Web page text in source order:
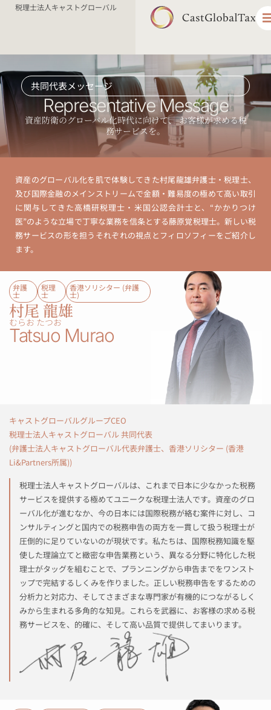
税理士法人キャストグローバル
共同代表メッセージ
Representative Message​
資産防衛のグローバル化時代に向けて、 お客様が求める税
務サービスを。 ​
資産のグローバル化を肌で体験してきた村尾龍雄弁護士・税理士、
及び国際金融のメインストリームで金額・難易度の極めて高い取引
に関与してきた高橋研税理士・米国公認会計士と、“かかりつけ
医”のような立場で丁寧な業務を信条とする藤原覚税理士。新しい税
務サービスの形を担うそれぞれの視点とフィロソフィーをご紹介し
ます。​​
弁護
士
税理
士​
香港ソリシター (弁護
士)​​
村尾 龍雄
むらお たつお
Tatsuo Murao
キャストグローバルグループCEO
税理士法人キャストグローバル 共同代表
(弁護士法人キャストグローバル代表弁護士、香港ソリシター (香港
Li&Partners所属))
税理士法人キャストグローバルは、これまで日本に少なかった税務
サービスを提供する極めてユニークな税理士法人です。資産のグロ
ーバル化が進むなか、今の日本には国際税務が絡む案件に対し、コ
ンサルティングと国内での税務申告の両方を一貫して扱う税理士が
圧倒的に足りていないのが現状です。私たちは、国際税務知識を駆
使した理論立てと緻密な申告業務という、異なる分野に特化した税
理士がタッグを組むことで、プランニングから申告までをワンスト
ップで完結するしくみを作りました。正しい税務申告をするための
分析力と対応力、そしてさまざまな専門家が有機的につながるしく
みから生まれる多角的な知見。これらを武器に、お客様の求める税
務サービスを、的確に、そして高い品質で提供してまいります。